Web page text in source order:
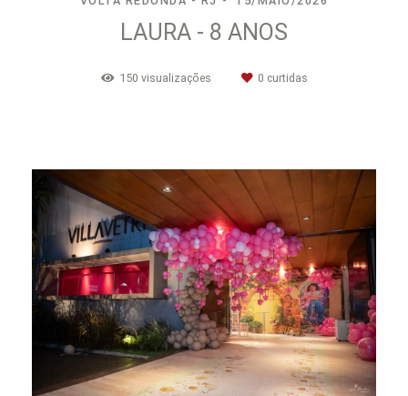
LAURA - 8 ANOS
150 visualizações 0 curtidas